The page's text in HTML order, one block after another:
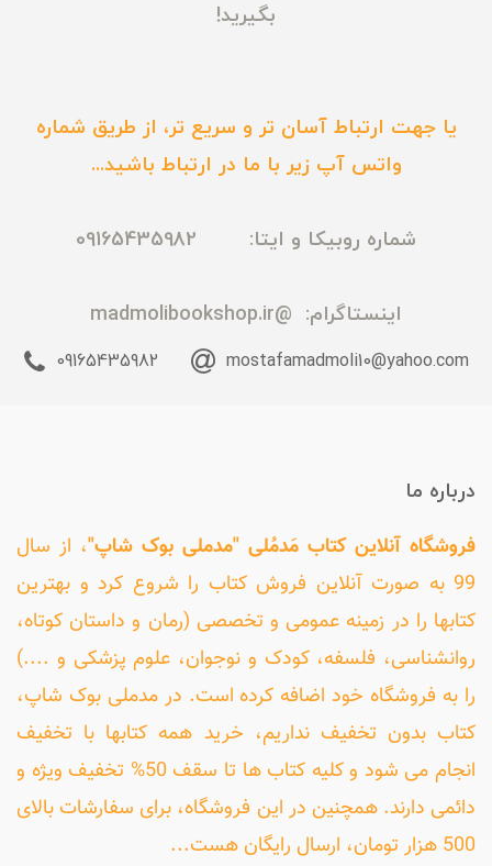
بگیرید!
یا جهت ارتباط آسان تر و سریع تر، از طریق شماره
واتس آپ زیر با ما در ارتباط باشید...
شماره روبیکا و ایتا: 09165435982
اینستاگرام: @madmolibookshop.ir
mostafamadmoli10@yahoo.com
09165435982
درباره ما
فروشگاه آنلاین کتاب مَدمُلی "مدملی بوک شاپ"، از سال
99 به صورت آنلاین فروش کتاب را شروع کرد و بهترین
کتابها را در زمینه عمومی و تخصصی (رمان و داستان کوتاه،
روانشناسی، فلسفه، کودک و نوجوان، علوم پزشکی و ....)
را به فروشگاه خود اضافه کرده است. در مدملی بوک شاپ،
کتاب بدون تخفیف نداریم، خرید همه کتابها با تخفیف
انجام می شود و کلیه کتاب ها تا سقف 50% تخفیف ویژه و
دائمی دارند. همچنین در این فروشگاه، برای سفارشات بالای
500 هزار تومان، ارسال رایگان هست...